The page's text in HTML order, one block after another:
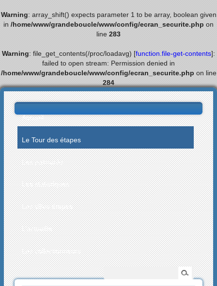
Warning: array_shift() expects parameter 1 to be array, boolean given
in /home/www/grandeboucle/www/config/ecran_securite.php on
line 283
Warning: file_get_contents(/proc/loadavg) [function.file-get-contents]:
failed to open stream: Permission denied in
/home/www/grandeboucle/www/config/ecran_securite.php on line
284
Accueil
Le Tour des étapes
Les palmarès
Les statistiques
Les villes étapes
L’actualité
Les collectionneurs